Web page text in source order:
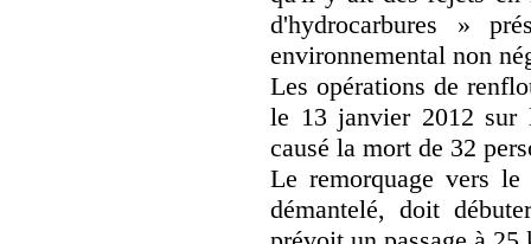
d'hydrocarbures »
environnemental non
Les opérations de
le 13 janvier 2012
causé la mort de 32
Le remorquage vers
démantelé, doit